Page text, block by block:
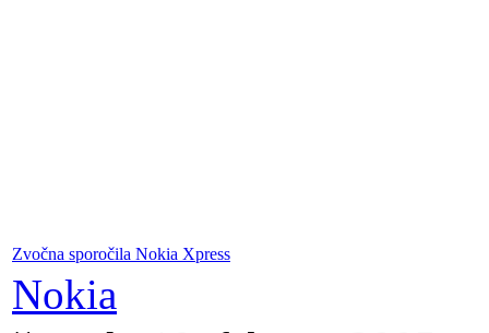
Zvočna sporočila Nokia Xpress
Nokia